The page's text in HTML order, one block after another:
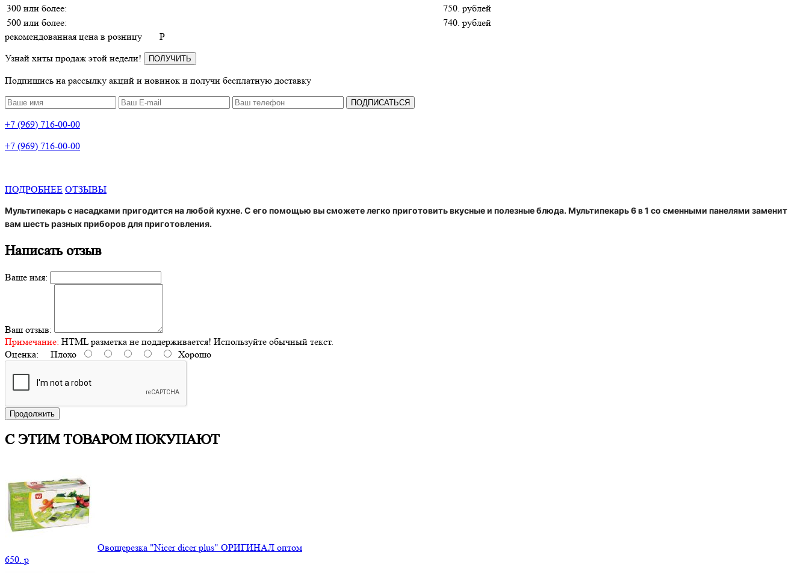
300 или более:
750. рублей
500 или более:
740. рублей
рекомендованная цена в розницу
P
Узнай хиты продаж этой недели!
ПОЛУЧИТЬ
Подпишись на рассылку акций и новинок и получи бесплатную доставку
ПОДПИСАТЬСЯ
+7 (969) 716-00-00
+7 (969) 716-00-00
ПОДРОБНЕЕ ОТЗЫВЫ
Мультипекарь с насадками пригодится на любой кухне. С его помощью вы сможете легко приготовить вкусные и полезные блюда. Мультипекарь 6 в 1 со сменными панелями заменит
вам шесть разных приборов для приготовления.
Написать отзыв
Ваше имя:
Ваш отзыв:
Примечание: HTML разметка не поддерживается! Используйте обычный текст.
Оценка: Плохо Хорошо
Продолжить
С ЭТИМ ТОВАРОМ ПОКУПАЮТ
Овощерезка "Nicer dicer plus" ОРИГИНАЛ оптом
650. p